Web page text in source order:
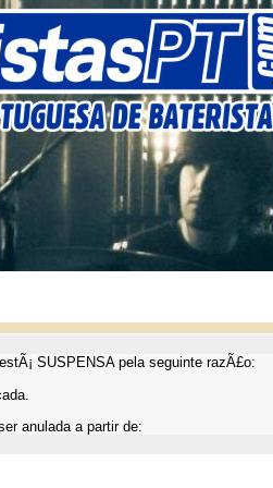
SUSPENSA pela seguinte razÃ£o:
anulada a partir de: